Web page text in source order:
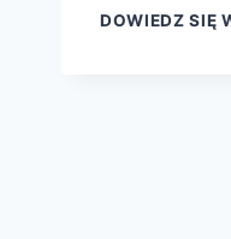
DOWIEDZ SIĘ